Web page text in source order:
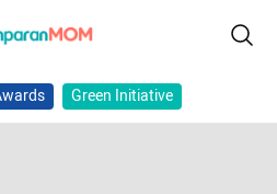
Green Initiative